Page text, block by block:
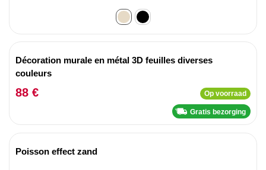
Décoration murale en métal 3D feuilles diverses
couleurs
88 € Op voorraad
Gratis bezorging
Poisson effect zand